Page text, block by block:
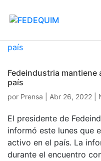
Fedeindustria mantiene
país
por Prensa Abr 26, 2022
El presidente de
informó este lunes que
activo en el país. La
durante el encuentro